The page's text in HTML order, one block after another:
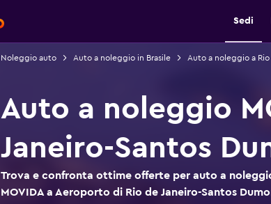
Sedi
Noleggio auto Auto a noleggio in Brasile Auto a noleggio a Rio
Auto a noleggio
Janeiro-Santos
Trova e confronta ottime offerte per auto a
MOVIDA a Aeroporto di Rio de Janeiro-Santos